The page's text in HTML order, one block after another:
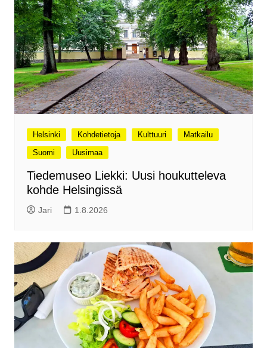
Helsinki Kohdetietoja Kulttuuri
Matkailu
Suomi
Uusimaa
Tiedemuseo Liekki: Uusi houkutteleva
kohde Helsingissä
Jari 1.8.2026